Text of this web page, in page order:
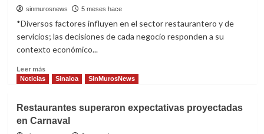
190
en
Semana
Santa
Canirac
Mazatlán
sinmurosnews 5 meses hace
*Diversos factores influyen en el sector restaurantero y de
servicios; las decisiones de cada negocio responden a su
contexto económico...
Leer másRead
more
Mazatlán
llama
Noticias Sinaloa SinMurosNews
Restaurantes superaron expectativas proyectadas
en Carnaval